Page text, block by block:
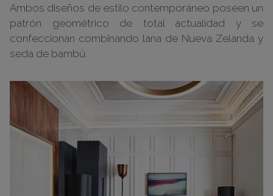
Ambos diseños de estilo contemporáneo poseen un
patrón geométrico de total actualidad y se
confeccionan combinando lana de Nueva Zelanda y
seda de bambú.